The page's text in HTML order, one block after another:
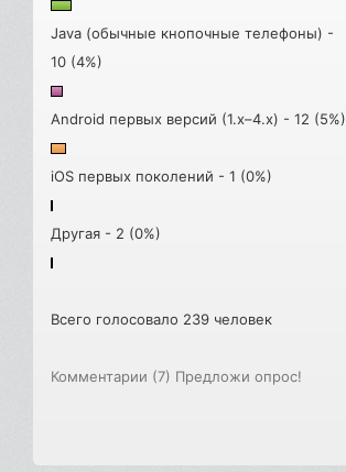
Java (обычные кнопочные телефоны) -
10 (4%)
Android первых версий (1.x–4.x) - 12 (5%)
iOS первых поколений - 1 (0%)
Другая - 2 (0%)
Всего голосовало 239 человек
Комментарии (7) Предложи опрос!